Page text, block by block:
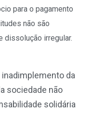
para o pagamento
não são
dissolução irregular.
inadimplemento da
sociedade não
solidária